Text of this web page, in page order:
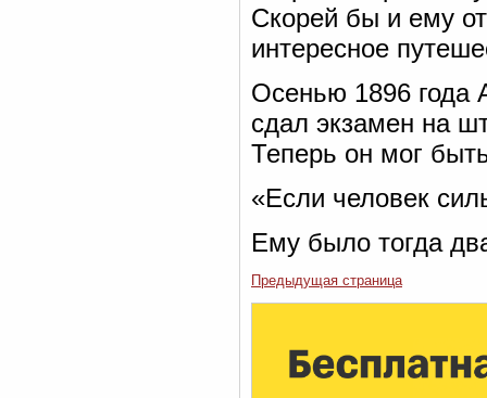
Скорей бы и ему
интересное
Осенью 1896 года
сдал экзамен на
Теперь он мог
«Если человек
Ему было тогда
Предыдущая страница